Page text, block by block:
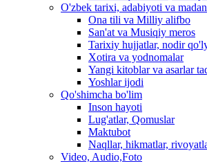
O'zbek tarixi, adabiyoti va
Ona tili va Milliy alifbo
San'at va Musiqiy meros
Tarixiy hujjatlar, nodir
Xotira va yodnomalar
Yangi kitoblar va asarlar
Yoshlar ijodi
Qo'shimcha bo'lim
Inson hayoti
Lug'atlar, Qomuslar
Maktubot
Naqllar, hikmatlar,
Video, Audio,Foto